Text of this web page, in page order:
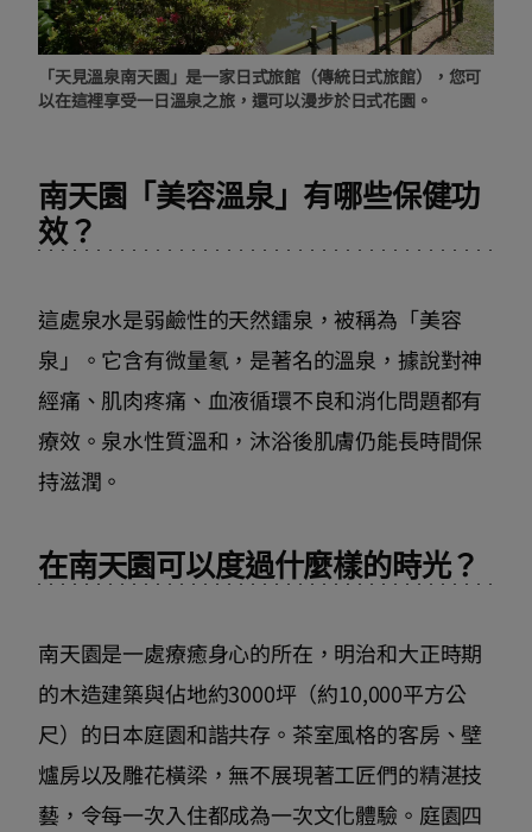
「天見溫泉南天園」是一家日式旅館（傳統日式旅館），您可
以在這裡享受一日溫泉之旅，還可以漫步於日式花園。
南天園「美容溫泉」有哪些保健功
效？
這處泉水是弱鹼性的天然鐳泉，被稱為「美容
泉」。它含有微量氡，是著名的溫泉，據說對神
經痛、肌肉疼痛、血液循環不良和消化問題都有
療效。泉水性質溫和，沐浴後肌膚仍能長時間保
持滋潤。
在南天園可以度過什麼樣的時光？
南天園是一處療癒身心的所在，明治和大正時期
的木造建築與佔地約3000坪（約10,000平方公
尺）的日本庭園和諧共存。茶室風格的客房、壁
爐房以及雕花橫梁，無不展現著工匠們的精湛技
藝，令每一次入住都成為一次文化體驗。庭園四